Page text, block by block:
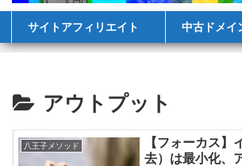
サイトアフィリエイト 中古ドメイ
アウトプット
八王子メソッド
【フォーカス】
去）は最小化、